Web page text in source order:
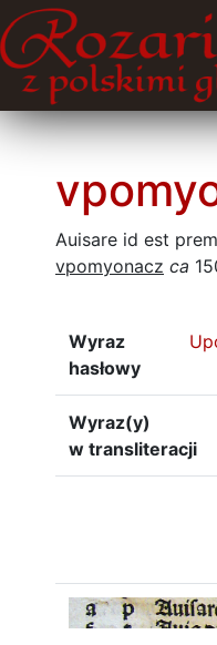
Auisare id est
vpomyonacz ca
Wyraz
hasłowy
Wyraz(y)
w transliteracji